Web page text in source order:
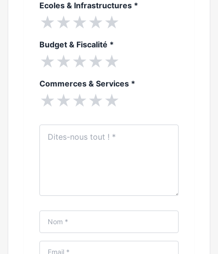
Ecoles & Infrastructures *
★★★★★
Budget & Fiscalité *
★★★★★
Commerces & Services *
★★★★★